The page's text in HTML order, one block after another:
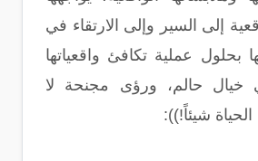
إلى السير وإلى الارتقاء في
بحلول عملية تكافئ واقعياتها
حالم، ورؤى مجنحة لا
شيئاً!)):